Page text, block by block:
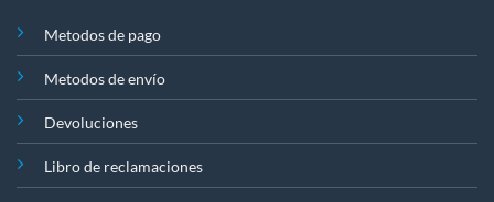
Metodos de pago
Metodos de envío
Devoluciones
Libro de reclamaciones